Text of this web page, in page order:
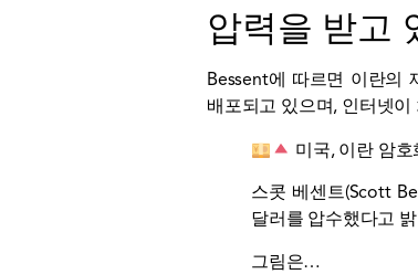
압력을 받고
Bessent에 따르면 이란의
배포되고 있으며, 인터넷
미국, 이란 암
스콧 베센트(Scott
달러를 압수했다고
그림은…